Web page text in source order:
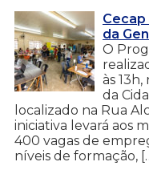
da
O
às
da
localizado na Rua
iniciativa levará aos
400 vagas de
níveis de formação,